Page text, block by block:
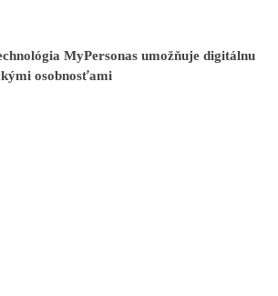
MyPersonas umožňuje digitálnu
osobnosťami